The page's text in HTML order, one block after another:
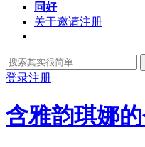
同好
关于邀请注册
登录注册
含雅韵琪娜